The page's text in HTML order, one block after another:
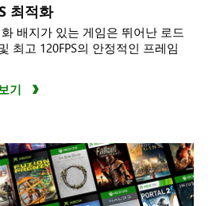
최적화
화 배지가 있는 게임은 뛰어난 로드
최고 120FPS의 안정적인 프레임
기